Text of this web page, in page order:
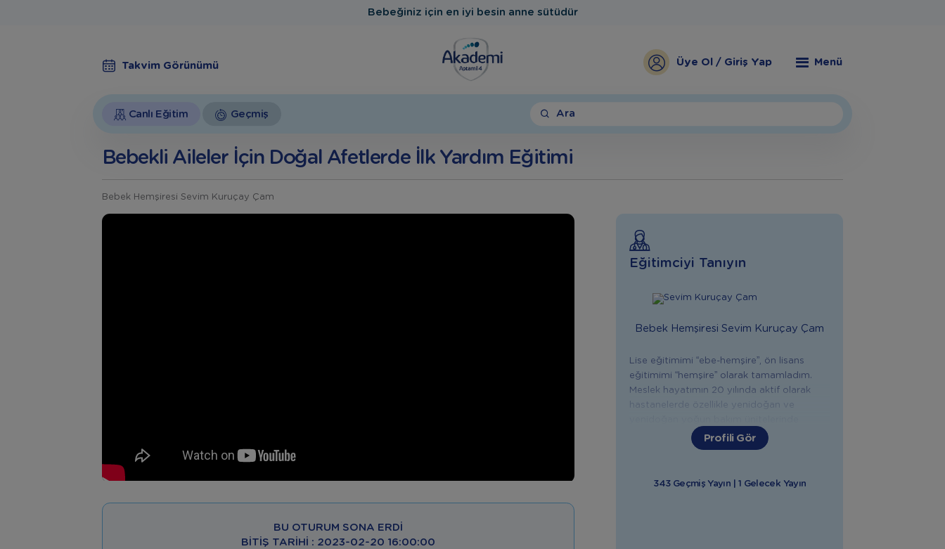
Bebeğiniz için en iyi besin anne sütüdür
Takvim Görünümü Üye Ol / Giriş Yap Menü
Canlı Eğitim Geçmiş Ara
Bebekli Aileler İçin Doğal Afetlerde İlk Yardım Eğitimi
Bebek Hemşiresi Sevim Kuruçay Çam
BU OTURUM SONA ERDI
BITIŞ TARIHI : 2023-02-20 16:00:00
Eğitimciyi Tanıyın
Bebek HemşiresiSevim Kuruçay Çam
Lise eğitimimi “ebe-hemşire”, ön lisans
eğitimimi “hemşire” olarak tamamladım.
Meslek hayatımın 20 yılında aktif olarak
hastanelerde özellikle yenidoğan ve
çalıştım. Anne Bebek Yogası, IAIM
Uluslararası Bebek Masaji Eğitmenliği,
Sonrası Eğitim Koçluğu ,Sağlık Bakanlığı İlk
Profili Gör
343 Geçmiş Yayın | 1 Gelecek Yayın